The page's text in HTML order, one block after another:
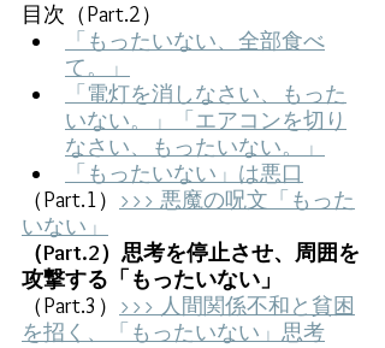
目次（Part.2）
「もったいない、全部食べ
て。」
「電灯を消しなさい、もった
いない。」「エアコンを切り
なさい、もったいない。」
「もったいない」は悪口
（Part.1） >>> 悪魔の呪文「もった
いない」
（Part.2）思考を停止させ、周囲を
攻撃する「もったいない」
（Part.3） >>> 人間関係不和と貧困
を招く、「もったいない」思考